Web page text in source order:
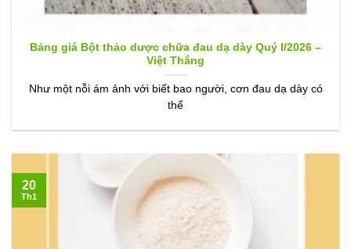
Bảng giá Bột thảo dược chữa đau dạ dày Quý I/2026 –
Việt Thắng
Như một nỗi ám ảnh với biết bao người, cơn đau dạ dày có
thể
20
Th1